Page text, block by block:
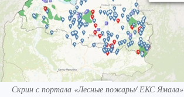
Скрин с портала «Лесные пожары/ ЕКС Ямала»